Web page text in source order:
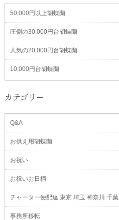
50,000円以上胡蝶蘭
圧倒の30,000円台胡蝶蘭
人気の20,000円台胡蝶蘭
10,000円台胡蝶蘭
カテゴリー
Q&A
お供え用胡蝶蘭
お祝い
お祝いお日柄
チャーター便配達 東京 埼玉 神奈川 千葉
事務所移転